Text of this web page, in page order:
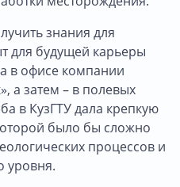
знания для
для будущей карьеры
в офисе компании
а затем – в полевых
в КузГТУ дала крепкую
было бы сложно
процессов и
уровня.